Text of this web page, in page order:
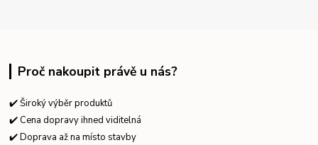
Proč nakoupit právě u nás?
✔️ Široký výběr produktů
✔️ Cena dopravy ihned viditelná
✔️ Doprava až na místo stavby